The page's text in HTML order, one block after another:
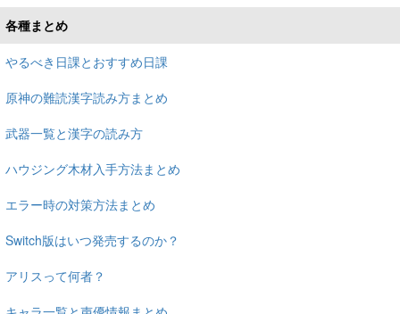
各種まとめ
やるべき日課とおすすめ日課
原神の難読漢字読み方まとめ
武器一覧と漢字の読み方
ハウジング木材入手方法まとめ
エラー時の対策方法まとめ
Switch版はいつ発売するのか？
アリスって何者？